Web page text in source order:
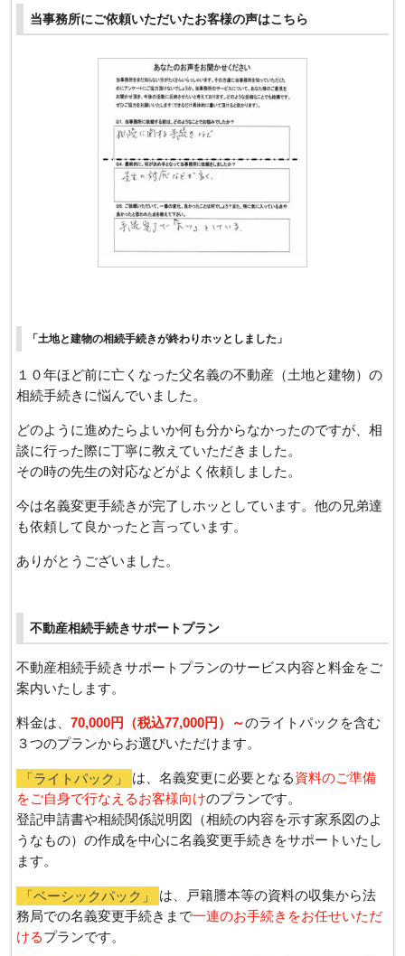
当事務所にご依頼いただいたお客様の声はこちら
「土地と建物の相続手続きが終わりホッとしました」
１０年ほど前に亡くなった父名義の不動産（土地と建物）の
相続手続きに悩んでいました。
どのように進めたらよいか何も分からなかったのですが、相
談に行った際に丁寧に教えていただきました。
その時の先生の対応などがよく依頼しました。
今は名義変更手続きが完了しホッとしています。他の兄弟達
も依頼して良かったと言っています。
ありがとうございました。
不動産相続手続きサポートプラン
不動産相続手続きサポートプランのサービス内容と料金をご
案内いたします。
料金は、 70,000円（税込77,000円）～のライトパックを含む
３つのプランからお選びいただけます。
「ライトパック」 は、名義変更に必要となる資料のご準備
をご自身で行なえるお客様向けのプランです。
登記申請書や相続関係説明図（相続の内容を示す家系図のよ
うなもの）の作成を中心に名義変更手続きをサポートいたし
ます。
「ベーシックパック」
は、戸籍謄本等の資料の収集から法
務局での名義変更手続きまで一連のお手続きをお任せいただ
けるプランです。